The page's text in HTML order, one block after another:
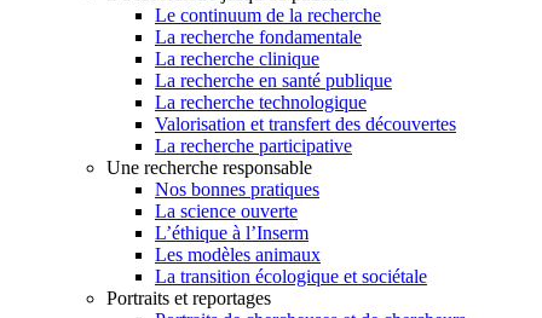
Le continuum de la recherche
La recherche fondamentale
La recherche clinique
La recherche en santé publique
La recherche technologique
Valorisation et transfert des découvertes
La recherche participative
Une recherche responsable
Nos bonnes pratiques
La science ouverte
L’éthique à l’Inserm
Les modèles animaux
La transition écologique et sociétale
Portraits et reportages